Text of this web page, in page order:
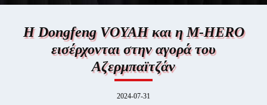
Η Dongfeng VOYAH και η M-HERO
εισέρχονται στην αγορά του
Αζερμπαϊτζάν
2024-07-31